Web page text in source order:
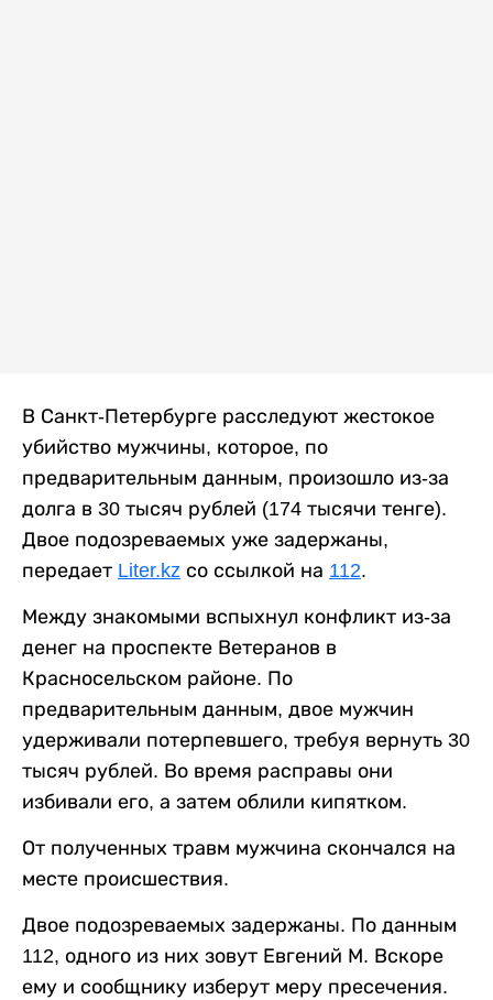
В Санкт-Петербурге расследуют жестокое
убийство мужчины, которое, по
предварительным данным, произошло из-за
долга в 30 тысяч рублей (174 тысячи тенге).
Двое подозреваемых уже задержаны,
передает Liter.kz со ссылкой на 112.
Между знакомыми вспыхнул конфликт из-за
денег на проспекте Ветеранов в
Красносельском районе. По
предварительным данным, двое мужчин
удерживали потерпевшего, требуя вернуть 30
тысяч рублей. Во время расправы они
избивали его, а затем облили кипятком.
От полученных травм мужчина скончался на
месте происшествия.
Двое подозреваемых задержаны. По данным
112, одного из них зовут Евгений М. Вскоре
ему и сообщнику изберут меру пресечения.